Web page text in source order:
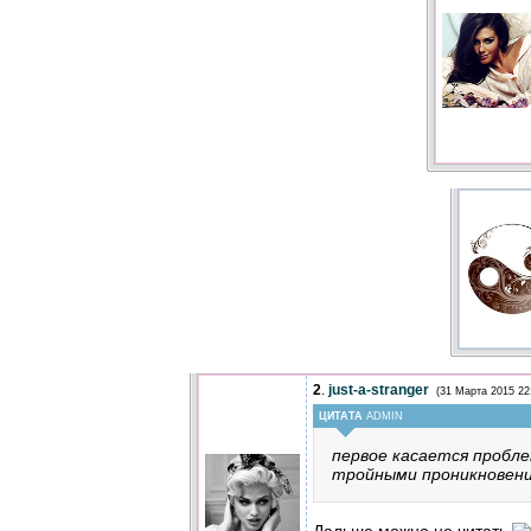
2. just-a-stranger (31 Марта 2015
ЦИТАТА ADMIN
первое касается
тройными